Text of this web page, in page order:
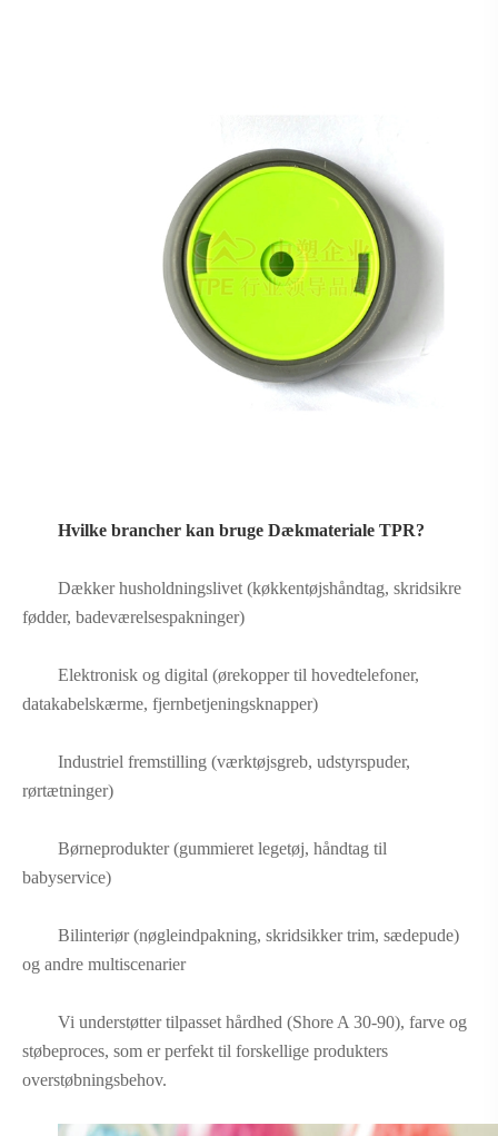
Hvilke brancher kan bruge Dækmateriale TPR?
Dækker husholdningslivet (køkkentøjshåndtag, skridsikre
fødder, badeværelsespakninger)
Elektronisk og digital (ørekopper til hovedtelefoner,
datakabelskærme, fjernbetjeningsknapper)
Industriel fremstilling (værktøjsgreb, udstyrspuder,
rørtætninger)
Børneprodukter (gummieret legetøj, håndtag til
babyservice)
Bilinteriør (nøgleindpakning, skridsikker trim, sædepude)
og andre multiscenarier
Vi understøtter tilpasset hårdhed (Shore A 30-90), farve og
støbeproces, som er perfekt til forskellige produkters
overstøbningsbehov.